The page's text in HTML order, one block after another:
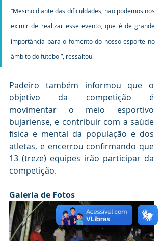
“Mesmo diante das dificuldades, não podemos nos
eximir de realizar esse evento, que é de grande
importância para o fomento do nosso esporte no
âmbito do futebol”, ressaltou.
Padeiro também informou que o
objetivo da competição é
movimentar o meio esportivo
bujariense, e contribuir com a saúde
física e mental da população e dos
atletas, e encerrou confirmando que
13 (treze) equipes irão participar da
competição.
Galeria de Fotos